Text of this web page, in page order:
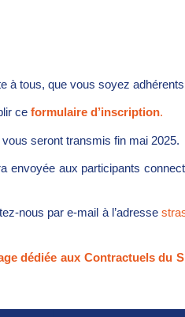
à tous, que vous soyez
ce formulaire d’inscription.
seront transmis fin mai 2025.
envoyée aux participants
nous par e-mail à l’adresse
dédiée aux Contractuels du